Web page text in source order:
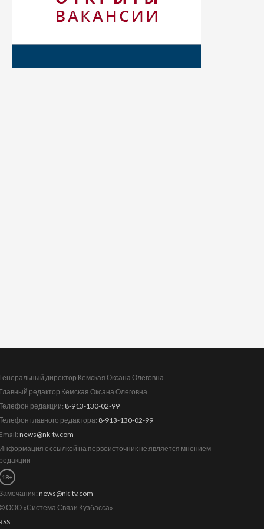
директор Кемская Оксана Олеговна
редактор Кемская Оксана Олеговна
редакции: 8-913-130-02-99
главного редактора: 8-913-130-02-99
news@nk-tv.com
с ссылкой на первоисточник не является мнением
18+
news@nk-tv.com
ООО «Система Связи Кузбасса»